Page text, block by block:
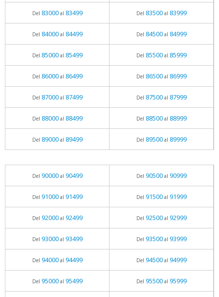
Del 83000al 83499 Del 83500al 83999
Del 84000al 84499 Del 84500al 84999
Del 85000al 85499 Del 85500al 85999
Del 86000al 86499 Del 86500al 86999
Del 87000al 87499 Del 87500al 87999
Del 88000al 88499 Del 88500al 88999
Del 89000al 89499 Del 89500al 89999
Del 90000al 90499 Del 90500al 90999
Del 91000al 91499 Del 91500al 91999
Del 92000al 92499 Del 92500al 92999
Del 93000al 93499 Del 93500al 93999
Del 94000al 94499 Del 94500al 94999
Del 95000al 95499 Del 95500al 95999